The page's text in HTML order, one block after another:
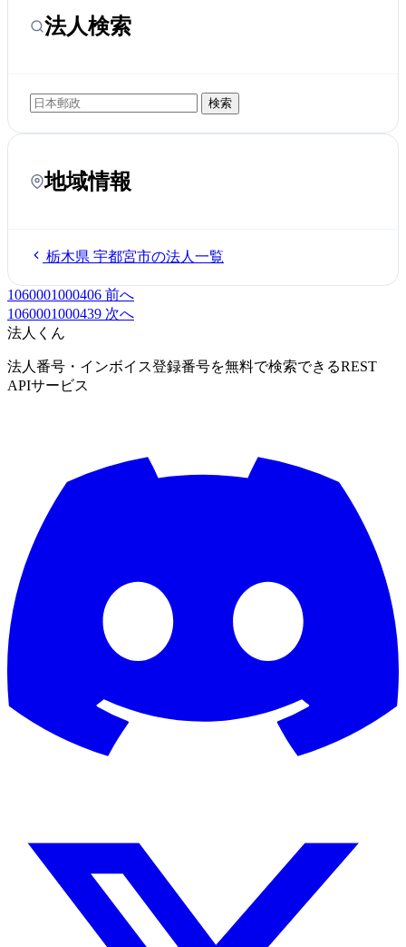
法人検索
検索
地域情報
栃木県 宇都宮市の法人一覧
1060001000406 前へ
1060001000439 次へ
法人くん
法人番号・インボイス登録番号を無料で検索できるREST
APIサービス